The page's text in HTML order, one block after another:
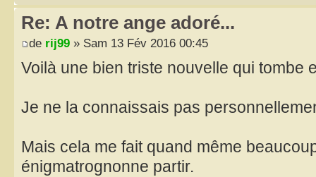
Re: A notre ange adoré...
de rij99 » Sam 13 Fév 2016 00:45
Voilà une bien triste nouvelle qui tombe
Je ne la connaissais pas
Mais cela me fait quand même
énigmatrognonne partir.